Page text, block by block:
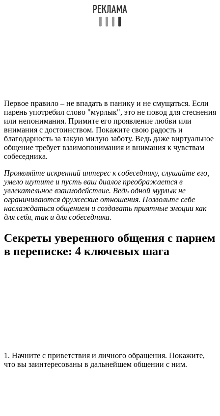
Первое правило – не впадать в панику и не смущаться. Если
парень употребил слово "мурлык", это не повод для стеснения
или непонимания. Примите его проявление любви или
внимания с достоинством. Покажите свою радость и
благодарность за такую милую заботу. Ведь даже виртуальное
общение требует взаимопонимания и внимания к чувствам
собеседника.
Проявляйте искренний интерес к собеседнику, слушайте его,
умело шутите и пусть ваш диалог преображается в
увлекательное взаимодействие. Ведь одной мурлык не
ограничиваются дружеские отношения. Позвольте себе
наслаждаться общением и создавать приятные эмоции как
для себя, так и для собеседника.
Секреты уверенного общения с парнем
в переписке: 4 ключевых шага
1. Начните с приветствия и личного обращения. Покажите,
что вы заинтересованы в дальнейшем общении с ним.